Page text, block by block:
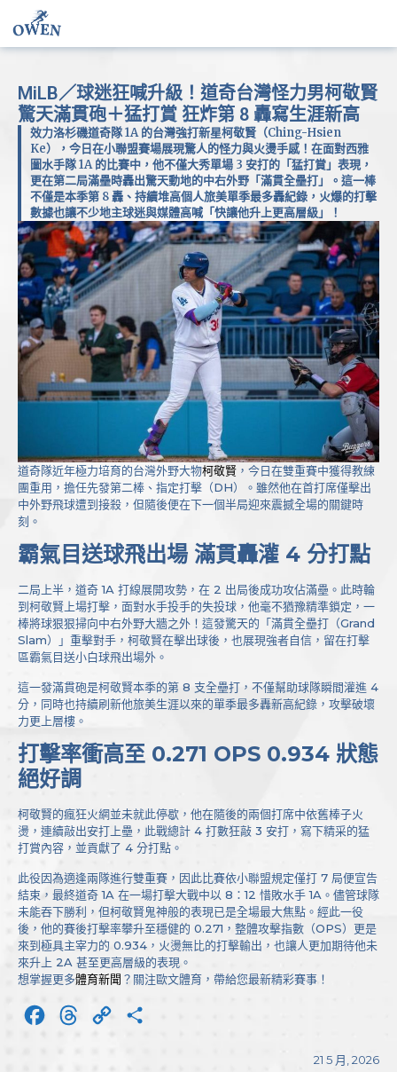
MiLB／球迷狂喊升級！道奇台灣怪力男柯敬賢
驚天滿貫砲＋猛打賞 狂炸第 8 轟寫生涯新高
效力洛杉磯道奇隊 1A 的台灣強打新星柯敬賢（Ching-Hsien
Ke），今日在小聯盟賽場展現驚人的怪力與火燙手感！在面對西雅
圖水手隊 1A 的比賽中，他不僅大秀單場 3 安打的「猛打賞」表現，
更在第二局滿壘時轟出驚天動地的中右外野「滿貫全壘打」。這一棒
不僅是本季第 8 轟、持續堆高個人旅美單季最多轟紀錄，火爆的打擊
數據也讓不少地主球迷與媒體高喊「快讓他升上更高層級」！
道奇隊近年極力培育的台灣外野大物柯敬賢 ，今日在雙重賽中獲得教練
團重用，擔任先發第二棒、指定打擊（DH）。雖然他在首打席僅擊出
中外野飛球遭到接殺，但隨後便在下一個半局迎來震撼全場的關鍵時
刻。
霸氣目送球飛出場 滿貫轟灌 4 分打點
二局上半，道奇 1A 打線展開攻勢，在 2 出局後成功攻佔滿壘。此時輪
到柯敬賢上場打擊，面對水手投手的失投球，他毫不猶豫精準鎖定，一
棒將球狠狠掃向中右外野大牆之外！這發驚天的「滿貫全壘打（Grand
Slam）」重擊對手，柯敬賢在擊出球後，也展現強者自信，留在打擊
區霸氣目送小白球飛出場外。
這一發滿貫砲是柯敬賢本季的第 8 支全壘打，不僅幫助球隊瞬間灌進 4
分，同時也持續刷新他旅美生涯以來的單季最多轟新高紀錄，攻擊破壞
力更上層樓。
打擊率衝高至 0.271 OPS 0.934 狀態
絕好調
柯敬賢的瘋狂火網並未就此停歇，他在隨後的兩個打席中依舊棒子火
燙，連續敲出安打上壘，此戰總計 4 打數狂敲 3 安打，寫下精采的猛
打賞內容，並貢獻了 4 分打點。
此役因為適逢兩隊進行雙重賽，因此比賽依小聯盟規定僅打 7 局便宣告
結束，最終道奇 1A 在一場打擊大戰中以 8：12 惜敗水手 1A。儘管球隊
未能吞下勝利，但柯敬賢鬼神般的表現已是全場最大焦點。經此一役
後，他的賽後打擊率攀升至穩健的 0.271，整體攻擊指數（OPS）更是
來到極具主宰力的 0.934，火燙無比的打擊輸出，也讓人更加期待他未
來升上 2A 甚至更高層級的表現。
想掌握更多體育新聞 ？關注歐文體育，帶給您最新精彩賽事！
FacebookThreads
Copy
21 5 月, 2026